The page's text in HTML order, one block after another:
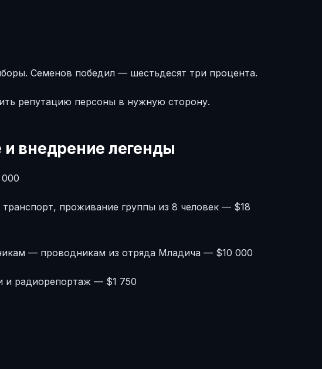
Семенов победил — шестьдесят три процента.
репутацию персоны в нужную сторону.
и внедрение легенды
проживание группы из 8 человек — $18
— проводникам из отряда Младича — $10 000
и радиорепортаж — $1 750